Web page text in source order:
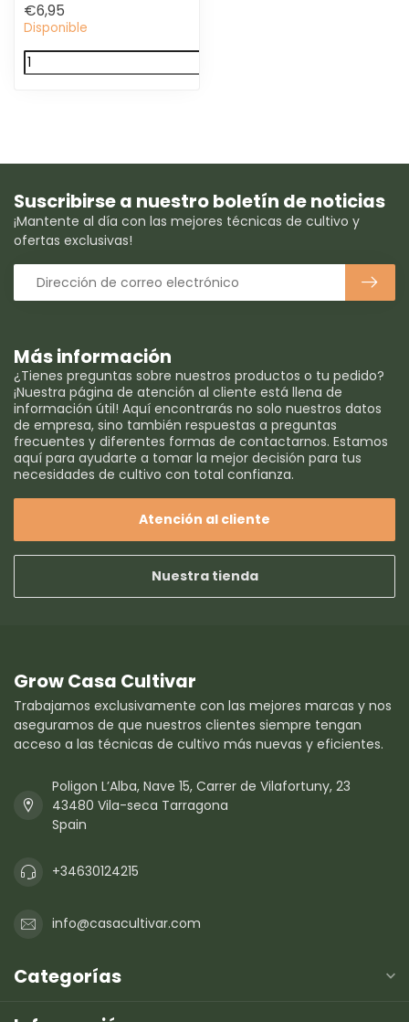
€6,95
Disponible
Más información
¿Tienes preguntas sobre nuestros productos o tu pedido?
¡Nuestra página de atención al cliente está llena de
información útil! Aquí encontrarás no solo nuestros datos
de empresa, sino también respuestas a preguntas
frecuentes y diferentes formas de contactarnos. Estamos
aquí para ayudarte a tomar la mejor decisión para tus
necesidades de cultivo con total confianza.
Atención al cliente
Nuestra tienda
Suscribirse a nuestro boletín de noticias
¡Mantente al día con las mejores técnicas de cultivo y
ofertas exclusivas!
Grow Casa Cultivar
Trabajamos exclusivamente con las mejores marcas y nos
aseguramos de que nuestros clientes siempre tengan
acceso a las técnicas de cultivo más nuevas y eficientes.
Poligon L’Alba, Nave 15, Carrer de Vilafortuny, 23
43480 Vila-seca Tarragona
Spain
+34630124215
info@casacultivar.com
Categorías